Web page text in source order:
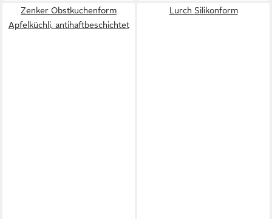
Zenker Obstkuchenform
Apfelküchli, antihaftbeschichtet
Lurch Silikonform